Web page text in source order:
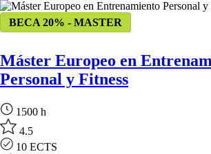
BECA 20% - MASTER
Máster Europeo en
Personal y Fitness
1500 h
4.5
10 ECTS